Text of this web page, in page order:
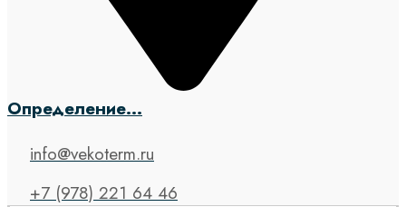
Определение...
info@vekoterm.ru
+7 (978) 221 64 46